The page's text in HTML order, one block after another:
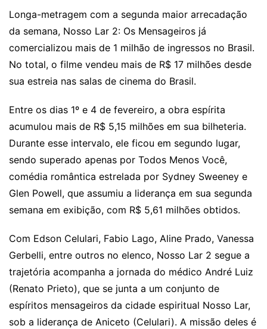
Longa-metragem com a segunda maior arrecadação
da semana, Nosso Lar 2: Os Mensageiros já
comercializou mais de 1 milhão de ingressos no Brasil.
No total, o filme vendeu mais de R$ 17 milhões desde
sua estreia nas salas de cinema do Brasil.
Entre os dias 1º e 4 de fevereiro, a obra espírita
acumulou mais de R$ 5,15 milhões em sua bilheteria.
Durante esse intervalo, ele ficou em segundo lugar,
sendo superado apenas por Todos Menos Você,
comédia romântica estrelada por Sydney Sweeney e
Glen Powell, que assumiu a liderança em sua segunda
semana em exibição, com R$ 5,61 milhões obtidos.
Com Edson Celulari, Fabio Lago, Aline Prado, Vanessa
Gerbelli, entre outros no elenco, Nosso Lar 2 segue a
trajetória acompanha a jornada do médico André Luiz
(Renato Prieto), que se junta a um conjunto de
espíritos mensageiros da cidade espiritual Nosso Lar,
sob a liderança de Aniceto (Celulari). A missão deles é